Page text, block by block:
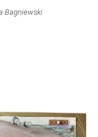
Bagniewski